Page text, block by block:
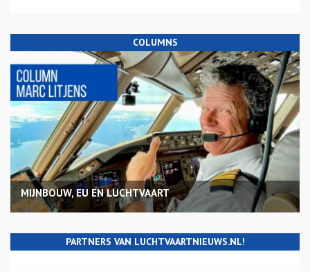
COLUMNS
MIJNBOUW, EU EN LUCHTVAART
PARTNERS VAN LUCHTVAARTNIEUWS.NL!